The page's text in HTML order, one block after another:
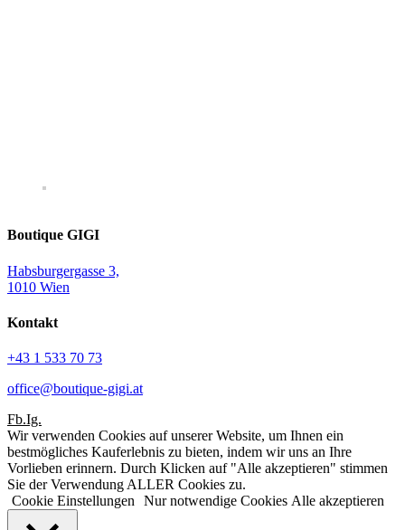
Boutique GIGI
Habsburgergasse 3,
1010 Wien
Kontakt
+43 1 533 70 73
office@boutique-gigi.at
Fb.Ig.
Wir verwenden Cookies auf unserer Website, um Ihnen ein
bestmögliches Kauferlebnis zu bieten, indem wir uns an Ihre
Vorlieben erinnern. Durch Klicken auf "Alle akzeptieren" stimmen
Sie der Verwendung ALLER Cookies zu.
Cookie Einstellungen
Nur notwendige Cookies Alle akzeptieren